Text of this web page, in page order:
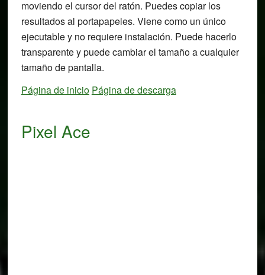
moviendo el cursor del ratón. Puedes copiar los
resultados al portapapeles. Viene como un único
ejecutable y no requiere instalación. Puede hacerlo
transparente y puede cambiar el tamaño a cualquier
tamaño de pantalla.
Página de inicio Página de descarga
Pixel Ace